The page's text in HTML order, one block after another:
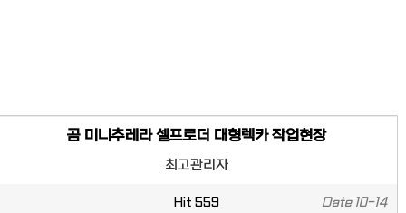
곰 미니추레라 셀프로더 대형렉카 작업현장
최고관리자
Hit 559 Date10-14